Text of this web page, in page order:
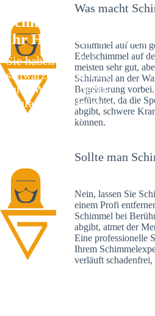
Schimmelexperte in
Ihr Helfer an Ort und
Sie haben kürzlich
schwarze Flecken an
Ihrer Wand entdeckt?
Schlechte Nachrichten:
Sie haben einen
Was macht
Schimmel auf dem
Edelschimmel auf
meisten sehr gut,
Schimmel an der
Begeisterung
gefürchtet, da die
abgibt, schwere
können.
Sollte man
Nein, lassen Sie
einem Profi
Schimmel bei
abgibt, atmet der
Eine professionelle
Ihrem
verläuft